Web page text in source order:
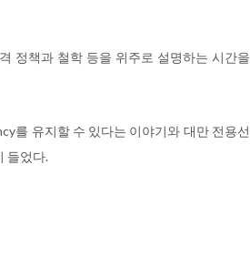
정책과 철학 등을 위주로 설명하는 시간을
를 유지할 수 있다는 이야기와 대만 전용선
들었다.